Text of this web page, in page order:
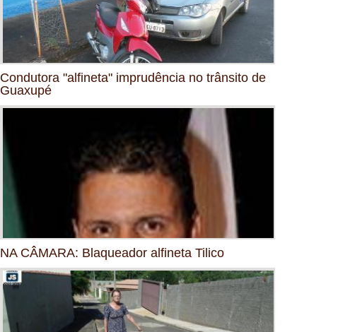
Condutora "alfineta" imprudência no trânsito de
Guaxupé
NA CÂMARA: Blaqueador alfineta Tilico